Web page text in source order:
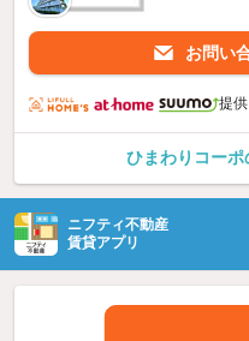
お問い
提供
ひまわりコー
ニフティ不動産
賃貸アプリ